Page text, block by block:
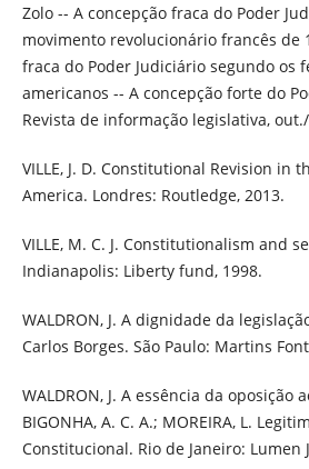
Zolo -- A concepção fraca do Poder
movimento revolucionário francês de
fraca do Poder Judiciário segundo os
americanos -- A concepção forte do
Revista de informação legislativa,
VILLE, J. D. Constitutional Revision in
America. Londres: Routledge, 2013.
VILLE, M. C. J. Constitutionalism and
Indianapolis: Liberty fund, 1998.
WALDRON, J. A dignidade da
Carlos Borges. São Paulo: Martins
WALDRON, J. A essência da oposição
BIGONHA, A. C. A.; MOREIRA, L.
Constitucional. Rio de Janeiro: Lumen